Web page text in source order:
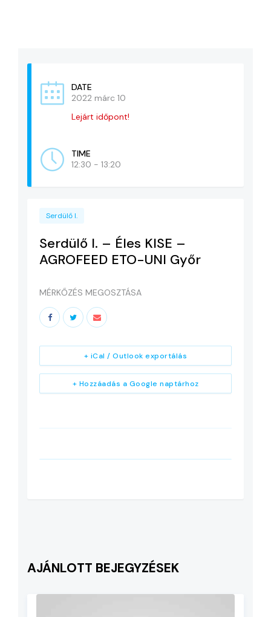
ADATVÉDELEM
DATE
2022 márc 10
Lejárt időpont!
TIME
12:30 - 13:20
Serdülő I.
Serdülő I. – Éles KISE –
AGROFEED ETO-UNI Győr
MÉRKŐZÉS MEGOSZTÁSA
+ Hozzáadás a Google naptárhoz
+ iCal / Outlook exportálás
AJÁNLOTT BEJEGYZÉSEK